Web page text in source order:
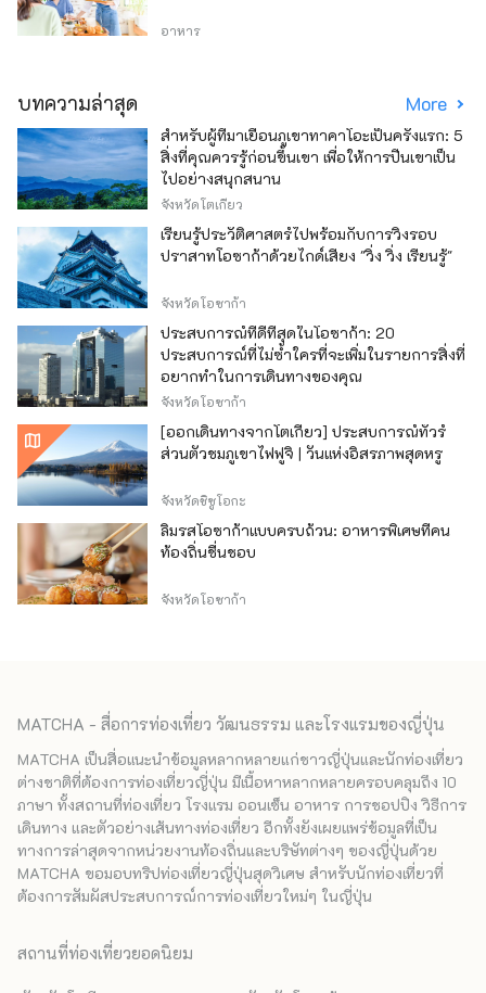
อาหาร
บทความล่าสุด More
สำหรับผู้ที่มาเยือนภูเขาทาคาโอะเป็นครั้งแรก: 5
สิ่งที่คุณควรรู้ก่อนขึ้นเขา เพื่อให้การปีนเขาเป็น
ไปอย่างสนุกสนาน
จังหวัดโตเกียว
เรียนรู้ประวัติศาสตร์ไปพร้อมกับการวิ่งรอบ
ปราสาทโอซาก้าด้วยไกด์เสียง "วิ่ง วิ่ง เรียนรู้"
จังหวัดโอซาก้า
ประสบการณ์ที่ดีที่สุดในโอซาก้า: 20
ประสบการณ์ที่ไม่ซ้ำใครที่จะเพิ่มในรายการสิ่งที่
อยากทำในการเดินทางของคุณ
จังหวัดโอซาก้า
[ออกเดินทางจากโตเกียว] ประสบการณ์ทัวร์
ส่วนตัวชมภูเขาไฟฟูจิ | วันแห่งอิสรภาพสุดหรู
จังหวัดชิซูโอกะ
ลิ้มรสโอซาก้าแบบครบถ้วน: อาหารพิเศษที่คน
ท้องถิ่นชื่นชอบ
จังหวัดโอซาก้า
MATCHA - สื่อการท่องเที่ยว วัฒนธรรม และโรงแรมของญี่ปุ่น
MATCHA เป็นสื่อแนะนำข้อมูลหลากหลายแก่ชาวญี่ปุ่นและนักท่องเที่ยว
ต่างชาติที่ต้องการท่องเที่ยวญี่ปุ่น มีเนื้อหาหลากหลายครอบคลุมถึง 10
ภาษา ทั้งสถานที่ท่องเที่ยว โรงแรม ออนเซ็น อาหาร การชอปปิง วิธีการ
เดินทาง และตัวอย่างเส้นทางท่องเที่ยว อีกทั้งยังเผยแพร่ข้อมูลที่เป็น
ทางการล่าสุดจากหน่วยงานท้องถิ่นและบริษัทต่างๆ ของญี่ปุ่นด้วย
MATCHA ขอมอบทริปท่องเที่ยวญี่ปุ่นสุดวิเศษ สำหรับนักท่องเที่ยวที่
ต้องการสัมผัสประสบการณ์การท่องเที่ยวใหม่ๆ ในญี่ปุ่น
สถานที่ท่องเที่ยวยอดนิยม